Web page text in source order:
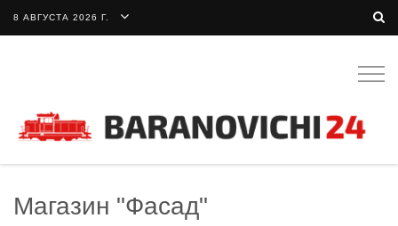
8 АВГУСТА 2026 Г.
Магазин "Фасад"